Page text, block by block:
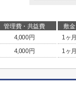
管理費・共益費 敷金
4,000円 1ヶ月
4,000円 1ヶ月